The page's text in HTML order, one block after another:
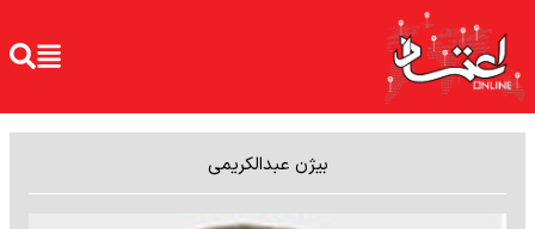
بیژن عبدالکریمی